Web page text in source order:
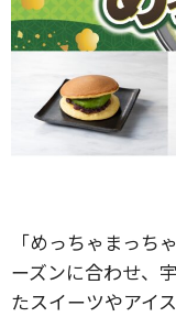
「めっちゃまっ
ーズンに合わせ、
たスイーツやアイ